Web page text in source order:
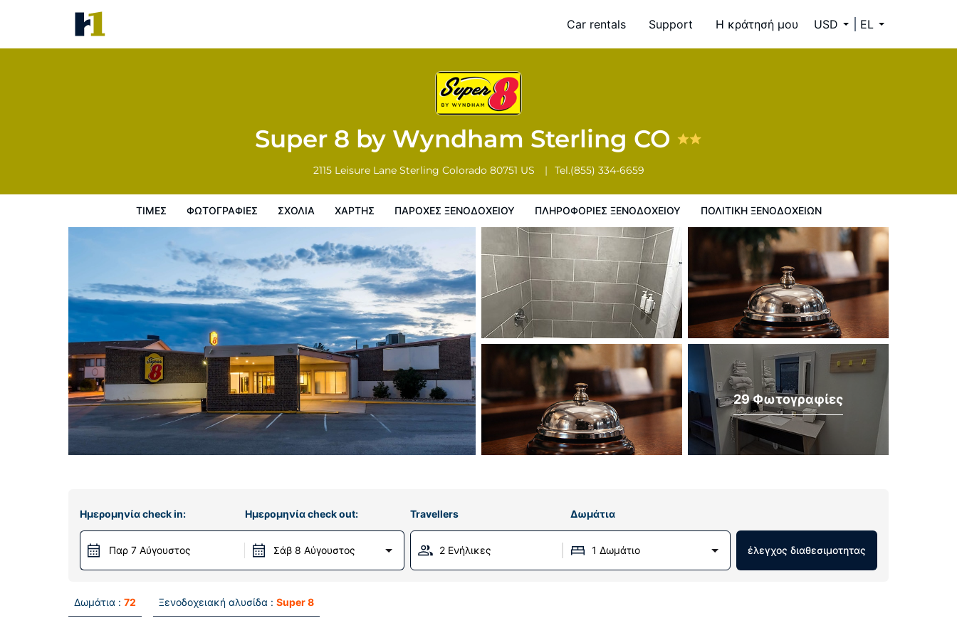
Car rentals Support Η κράτησή μου USD EL
Super 8 by Wyndham Sterling CO
2115 Leisure Lane Sterling Colorado 80751 US Tel.(855) 334-6659
ΤΙΜΈΣ ΦΩΤΟΓΡΑΦΊΕΣ ΣΧΌΛΙΑ ΧΆΡΤΗΣ ΠΑΡΟΧΕΣ ΞΕΝΟΔΟΧΕΙΟΥ ΠΛΗΡΟΦΟΡΊΕΣ ΞΕΝΟΔΟΧΕΊΟΥ ΠΟΛΙΤΙΚΗ ΞΕΝΟΔΟΧΕΊΩΝ
Πληροφορίες ξενοδοχείου Πολιτικη ξενοδοχείων
29 Φωτογραφίες
Ημερομηνία check in:
Παρ 7 Αύγουστος
Ημερομηνία check out:
Σάβ 8 Αύγουστος
Travellers Δωμάτια
2 Ενήλικες 1 Δωμάτιο έλεγχος διαθεσιμοτητας
Δωμάτια : 72 Ξενοδοχειακή αλυσίδα : Super 8